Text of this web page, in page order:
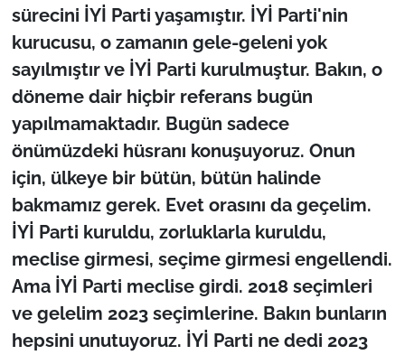
sürecini İYİ Parti yaşamıştır. İYİ Parti'nin
kurucusu, o zamanın gele-geleni yok
sayılmıştır ve İYİ Parti kurulmuştur. Bakın, o
döneme dair hiçbir referans bugün
yapılmamaktadır. Bugün sadece
önümüzdeki hüsranı konuşuyoruz. Onun
için, ülkeye bir bütün, bütün halinde
bakmamız gerek. Evet orasını da geçelim.
İYİ Parti kuruldu, zorluklarla kuruldu,
meclise girmesi, seçime girmesi engellendi.
Ama İYİ Parti meclise girdi. 2018 seçimleri
ve gelelim 2023 seçimlerine. Bakın bunların
hepsini unutuyoruz. İYİ Parti ne dedi 2023